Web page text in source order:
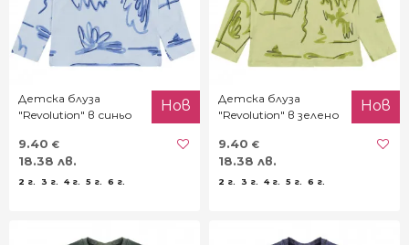
Детска блуза
"Revolution" в синьо
Нов
9.40 €
18.38 лв.
2 г. 3 г. 4 г. 5 г. 6 г.
Детска блуза
"Revolution" в зелено
Нов
9.40 €
18.38 лв.
2 г. 3 г. 4 г. 5 г. 6 г.